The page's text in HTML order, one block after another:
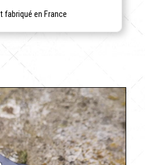
fabriqué en France